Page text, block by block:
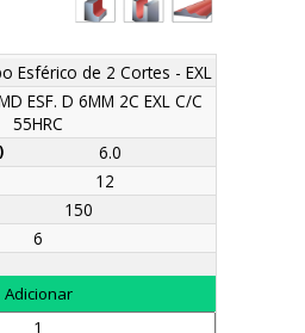
Área
de
corte
(l2)
Comp.
Total
(l1)
Haste
(d2)
Orçamento
Esférico de 2 Cortes - EXL
ESF. D 6MM 2C EXL C/C
55HRC
6.0
12
150
6